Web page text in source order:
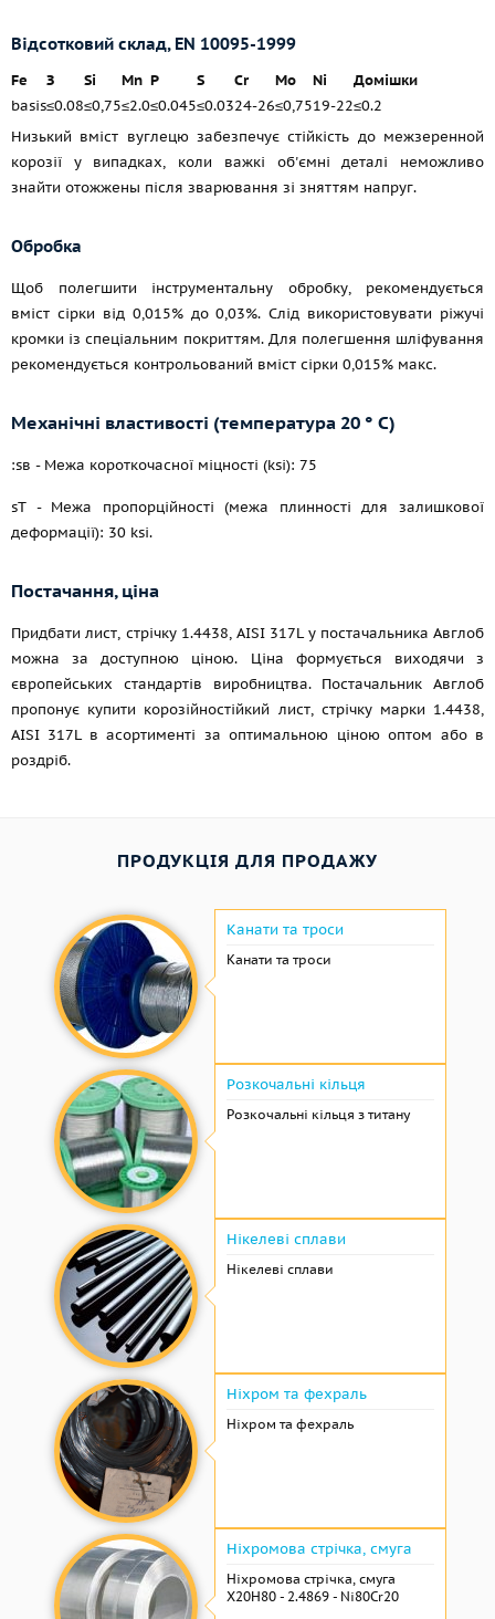
Відсотковий склад, EN 10095-1999
Fe З Si Mn P S Cr Mo Ni
Домішки
basis≤0.08≤0,75≤2.0≤0.045≤0.0324-26≤0,7519-22≤0.2
Низький вміст вуглецю забезпечує стійкість до межзеренной
корозії у випадках, коли важкі об'ємні деталі неможливо
знайти отожжены після зварювання зі зняттям напруг.
Обробка
Щоб полегшити інструментальну обробку, рекомендується
вміст сірки від 0,015% до 0,03%. Слід використовувати ріжучі
кромки із спеціальним покриттям. Для полегшення шліфування
рекомендується контрольований вміст сірки 0,015% макс.
Механічні властивості (температура 20 ° С)
:sв - Межа короткочасної міцності (ksi): 75
sT - Межа пропорційності (межа плинності для залишкової
деформації): 30 ksi.
Постачання, ціна
Придбати лист, стрічку 1.4438, AISI 317L у постачальника Авглоб
можна за доступною ціною. Ціна формується виходячи з
європейських стандартів виробництва. Постачальник Авглоб
пропонує купити корозійностійкий лист, стрічку марки 1.4438,
AISI 317L в асортименті за оптимальною ціною оптом або в
роздріб.
ПРОДУКЦІЯ ДЛЯ ПРОДАЖУ
Канати та троси
Канати та троси
Розкочальні кільця
Розкочальні кільця з титану
Нікелеві сплави
Нікелеві сплави
Ніхром та фехраль
Ніхром та фехраль
Ніхромова стрічка, смуга
Ніхромова стрічка, смуга
Х20Н80 - 2.4869 - Ni80Cr20